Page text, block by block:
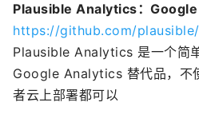
Plausible Analytics：
https://github.com/
Plausible Analytics 是一个简
Google Analytics 替代品，不
者云上部署都可以